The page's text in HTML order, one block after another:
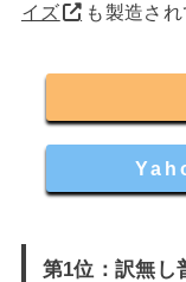
イズ
も製造され
第1位：訳無し